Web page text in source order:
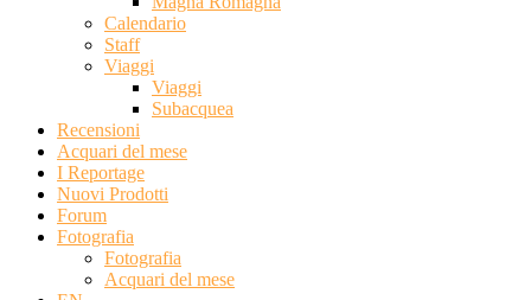
Calendario
Staff
Viaggi
Viaggi
Subacquea
Recensioni
Acquari del mese
I Reportage
Nuovi Prodotti
Forum
Fotografia
Fotografia
Acquari del mese